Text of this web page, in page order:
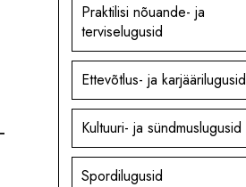
Praktilisi nõuande- ja
terviselugusid
Ettevõtlus- ja karjäärilugusid
Kultuuri- ja sündmuslugusid
Spordilugusid